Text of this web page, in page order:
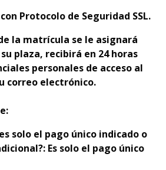
Protocolo de Seguridad SSL.
la matrícula se le asignará
plaza, recibirá en 24 horas
personales de acceso al
correo electrónico.
solo el pago único indicado o
Es solo el pago único